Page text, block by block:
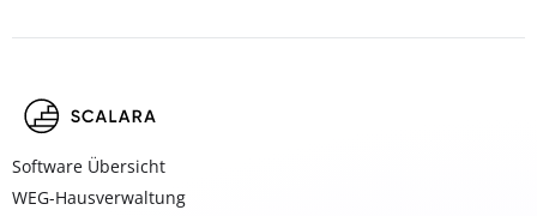
Software Übersicht
WEG-Hausverwaltung